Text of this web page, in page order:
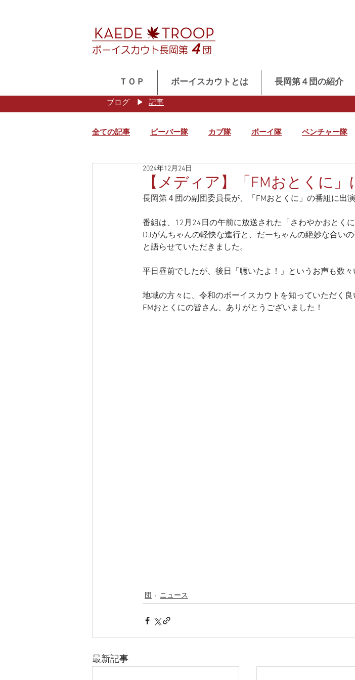
ボーイスカウト長岡第 ４ 団
ＴＯＰ ボーイスカウトとは 長岡第４団の紹介
ブログ 記事
​▶
全ての記事 ビーバー隊 カブ隊 ボーイ隊 ベンチャー隊
【メディア】「FMおとくに
2024年12月24日
長岡第４団の副団委員長が、「FMおとくに」の番組に出演
番組は、12月24日の午前に放送された「さわやかおとくに
DJがんちゃんの軽快な進行と、だーちゃんの絶妙な合い
と語らせていただきました。
平日昼前でしたが、後日「聴いたよ！」というお声も数々
地域の方々に、令和のボーイスカウトを知っていただく
FMおとくにの皆さん、ありがとうございました！
団 ニュース
最新記事